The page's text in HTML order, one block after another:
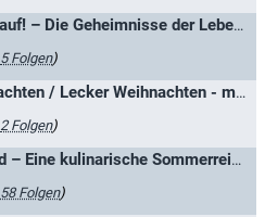
Freitag tischt auf! – Die Geheimnisse der Lebensmittelindustrie
5 Folgen)
Lecker Weihnachten / Lecker Weihnachten - mit Björn Freitag und Hannes Weber
2 Folgen)
Lecker an Bord – Eine kulinarische Sommerreise
58 Folgen)